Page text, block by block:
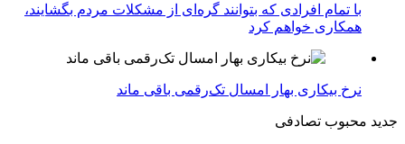
با تمام افرادی که بتوانند گره‌ای از مشکلات مردم بگشایند،
همکاری خواهم کرد
نرخ بیکاری بهار امسال تک‌رقمی باقی ماند
جدید محبوب تصادفی